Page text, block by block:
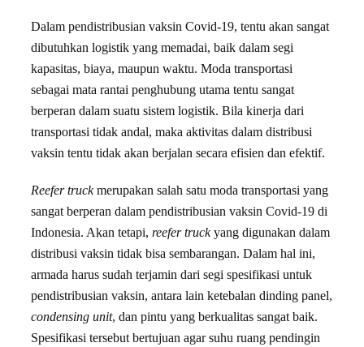
Dalam pendistribusian vaksin Covid-19, tentu akan sangat
dibutuhkan logistik yang memadai, baik dalam segi
kapasitas, biaya, maupun waktu. Moda transportasi
sebagai mata rantai penghubung utama tentu sangat
berperan dalam suatu sistem logistik. Bila kinerja dari
transportasi tidak andal, maka aktivitas dalam distribusi
vaksin tentu tidak akan berjalan secara efisien dan efektif.
Reefer truckmerupakan salah satu moda transportasi yang
sangat berperan dalam pendistribusian vaksin Covid-19 di
Indonesia. Akan tetapi, reefer truckyang digunakan dalam
distribusi vaksin tidak bisa sembarangan. Dalam hal ini,
armada harus sudah terjamin dari segi spesifikasi untuk
pendistribusian vaksin, antara lain ketebalan dinding panel,
condensing unit, dan pintu yang berkualitas sangat baik.
Spesifikasi tersebut bertujuan agar suhu ruang pendingin